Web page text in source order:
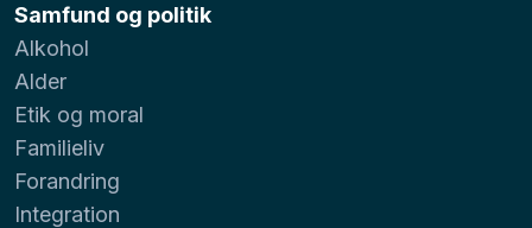
Samfund og politik
Alkohol
Alder
Etik og moral
Familieliv
Forandring
Integration